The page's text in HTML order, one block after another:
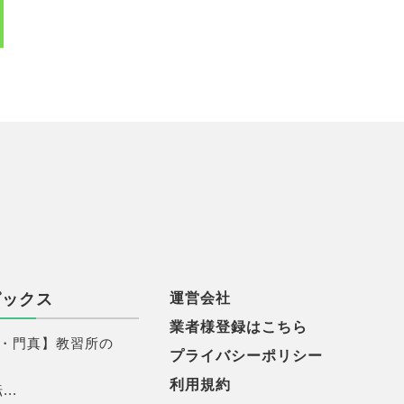
クス
門真】教習所の
運営会社
業者様登録はこちら
プライバシーポリシー
利用規約